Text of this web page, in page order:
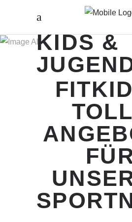
ALLES
KIDS &